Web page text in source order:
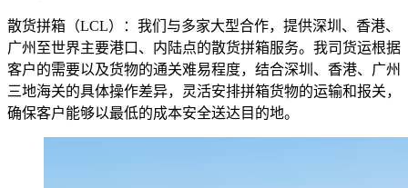
散货拼箱（LCL）：我们与多家大型合作，提供深圳、香港、
广州至世界主要港口、内陆点的散货拼箱服务。我司货运根据
客户的需要以及货物的通关难易程度，结合深圳、香港、广州
三地海关的具体操作差异，灵活安排拼箱货物的运输和报关，
确保客户能够以最低的成本安全送达目的地。